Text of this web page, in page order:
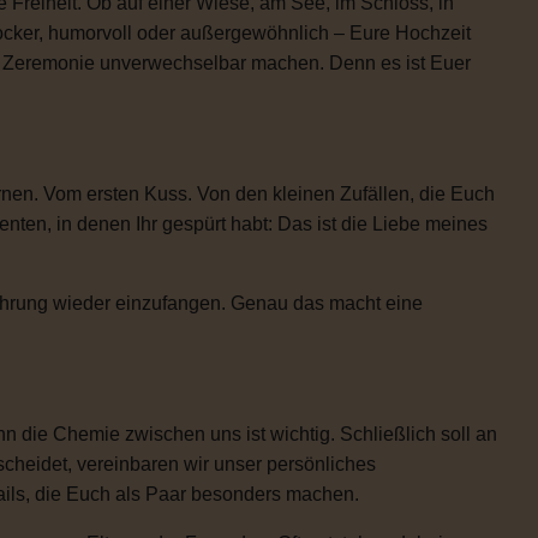
humorvoll oder außergewöhnlich – Eure Hochzeit
unverwechselbar machen. Denn es ist Euer
Vom ersten Kuss. Von den kleinen Zufällen, die Euch
in denen Ihr gespürt habt: Das ist die Liebe meines
wieder einzufangen. Genau das macht eine
die Chemie zwischen uns ist wichtig. Schließlich soll an
vereinbaren wir unser persönliches
die Euch als Paar besonders machen.